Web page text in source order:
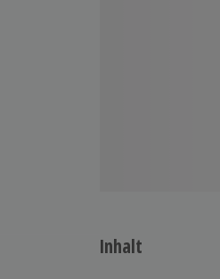
Inhalt